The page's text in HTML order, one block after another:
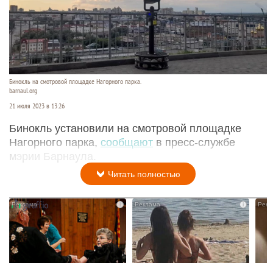
Бинокль на смотровой площадке Нагорного парка.
barnaul.org
21 июля 2023 в 13:26
Бинокль установили на смотровой площадке
Нагорного парка, сообщают в пресс-службе
мэрии Барнаула.
Читать полностью
i